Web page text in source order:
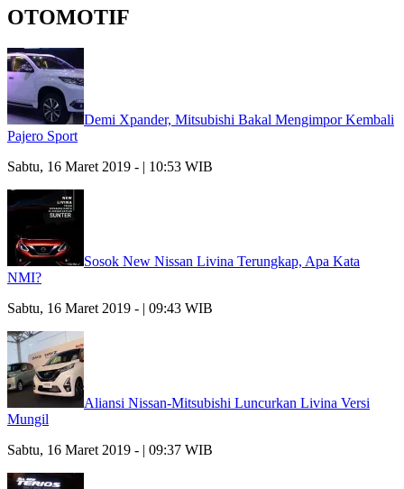
OTOMOTIF
Demi Xpander, Mitsubishi Bakal Mengimpor Kembali
Pajero Sport
Sabtu, 16 Maret 2019 - | 10:53 WIB
Sosok New Nissan Livina Terungkap, Apa Kata
NMI?
Sabtu, 16 Maret 2019 - | 09:43 WIB
Aliansi Nissan-Mitsubishi Luncurkan Livina Versi
Mungil
Sabtu, 16 Maret 2019 - | 09:37 WIB